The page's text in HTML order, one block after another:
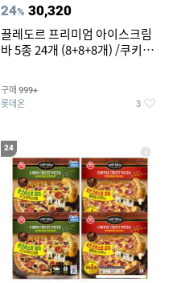
24% 30,320
끌레도르 프리미엄 아이스크림
바 5종 24개 (8+8+8개) /쿠키앤
구매 999+
롯데온 3
24